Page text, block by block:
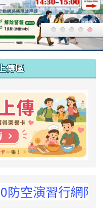
傳區
行網降速演練